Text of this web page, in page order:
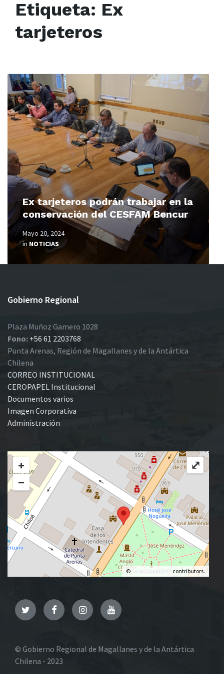
Etiqueta: Ex
tarjeteros
Ex tarjeteros podrán trabajar en la
conservación del CESFAM Bencur
Mayo 20, 2024
in NOTICIAS
Read
More
Gobierno Regional
Plaza Muñoz Gamero 1028
Fono: +56 61 2203768
Punta Arenas, Región de Magallanes y de la Antártica
Chilena
CORREO INSTITUCIONAL
CEROPAPEL Institucional
Documentos varios
Imagen Corporativa
Administración
+
−
© OpenStreetMap contributors.
⤢
TwitterFacebookInstagramYouTube
© Gobierno Regional de Magallanes y de la Antártica
Chilena - 2023